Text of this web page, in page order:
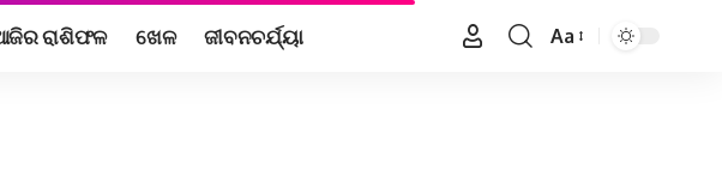
ରାଶିଫଳ ଖେଳ ଜୀବନଚର୍ଯ୍ୟା
Font
Aa